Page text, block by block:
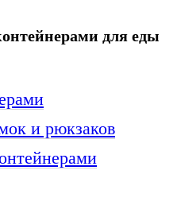
для еды
и рюкзаков